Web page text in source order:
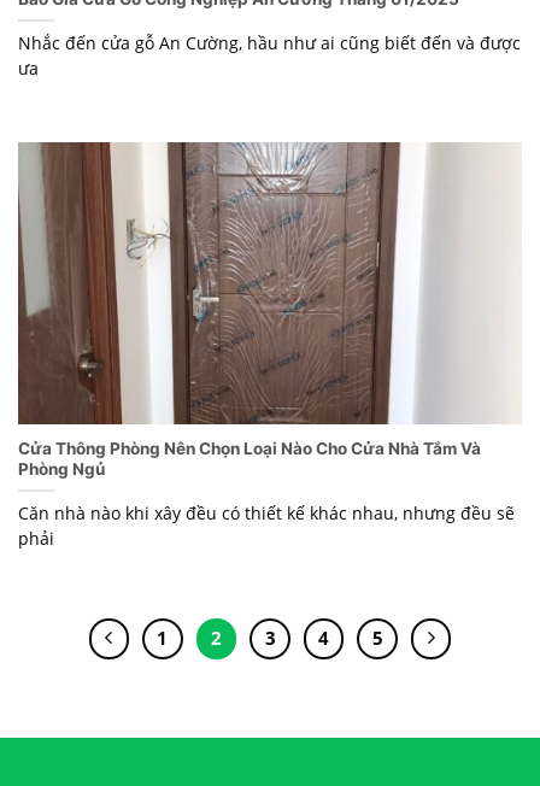
Nhắc đến cửa gỗ An Cường, hầu như ai cũng biết đến và được
ưa
Cửa Thông Phòng Nên Chọn Loại Nào Cho Cửa Nhà Tắm Và
Phòng Ngủ
Căn nhà nào khi xây đều có thiết kế khác nhau, nhưng đều sẽ
phải
1 2 3 4 5